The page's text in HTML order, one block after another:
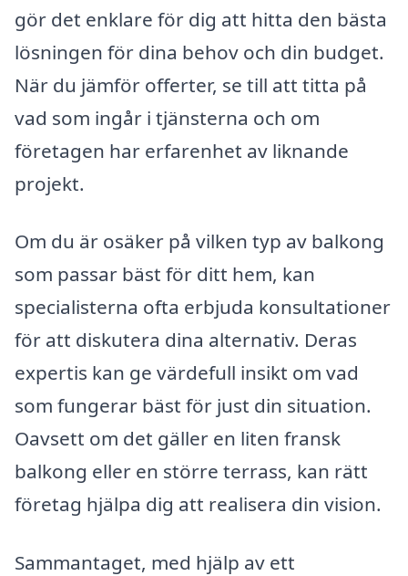
gör det enklare för dig att hitta den bästa
lösningen för dina behov och din budget.
När du jämför offerter, se till att titta på
vad som ingår i tjänsterna och om
företagen har erfarenhet av liknande
projekt.
Om du är osäker på vilken typ av balkong
som passar bäst för ditt hem, kan
specialisterna ofta erbjuda konsultationer
för att diskutera dina alternativ. Deras
expertis kan ge värdefull insikt om vad
som fungerar bäst för just din situation.
Oavsett om det gäller en liten fransk
balkong eller en större terrass, kan rätt
företag hjälpa dig att realisera din vision.
Sammantaget, med hjälp av ett